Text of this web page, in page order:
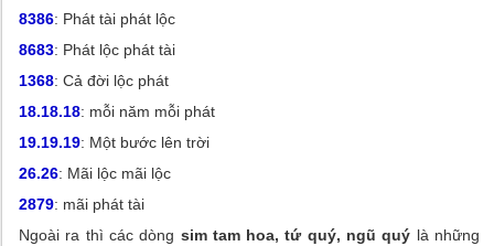
8386: Phát tài phát lộc
8683: Phát lộc phát tài
1368: Cả đời lộc phát
18.18.18: mỗi năm mỗi phát
19.19.19: Một bước lên trời
26.26: Mãi lộc mãi lộc
2879: mãi phát tài
Ngoài ra thì các dòng sim tam hoa, tứ quý, ngũ quý là những